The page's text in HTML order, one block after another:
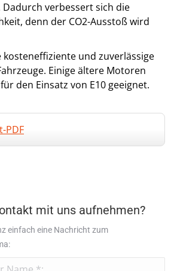
verbessert sich die
denn der CO2-Ausstoß wird
kosteneffiziente und zuverlässige
Einige ältere Motoren
den Einsatz von E10 geeignet.
PDF
mit uns aufnehmen?
einfach eine Nachricht zum